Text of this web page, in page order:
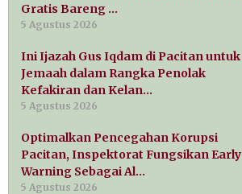
Gratis Bareng …
5 Agustus 2026
Ini Ijazah Gus Iqdam di Pacitan untuk
Jemaah dalam Rangka Penolak
Kefakiran dan Kelan…
5 Agustus 2026
Optimalkan Pencegahan Korupsi
Pacitan, Inspektorat Fungsikan Early
Warning Sebagai Al…
5 Agustus 2026